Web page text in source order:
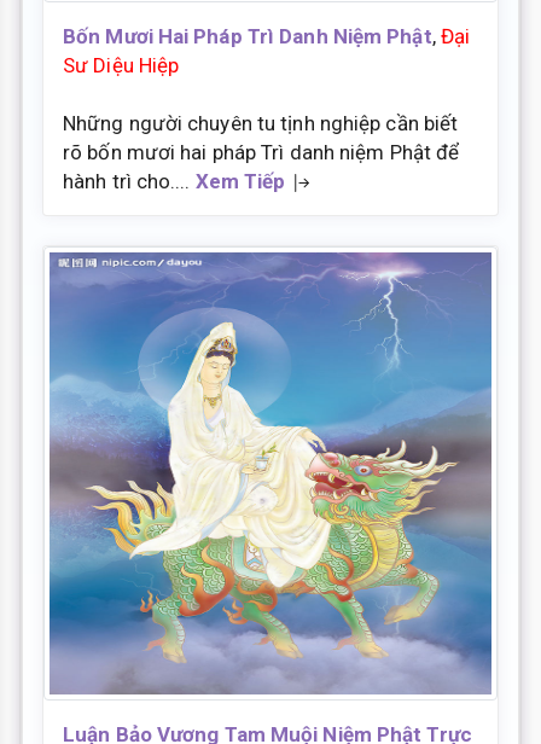
Bốn Mươi Hai Pháp Trì Danh Niệm Phật, Đại
Sư Diệu Hiệp
Những người chuyên tu tịnh nghiệp cần biết
rõ bốn mươi hai pháp Trì danh niệm Phật để
hành trì cho.... Xem Tiếp
Luận Bảo Vương Tam Muội Niệm Phật Trực